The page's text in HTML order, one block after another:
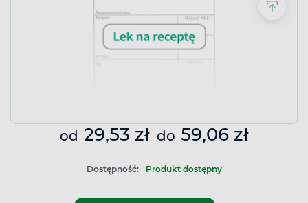
od 29,53 zł do 59,06 zł
Dostępność: Produkt dostępny